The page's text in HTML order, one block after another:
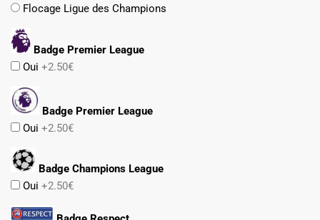
Flocage Ligue des Champions
Badge Premier League
Oui +2.50€
Badge Premier League
Oui +2.50€
Badge Champions League
Oui +2.50€